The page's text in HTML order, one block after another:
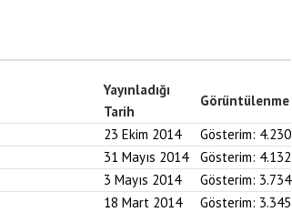
Yayınladığı
Tarih
Görüntülenme
23 Ekim 2014 Gösterim: 4.230
31 Mayıs 2014 Gösterim: 4.132
3 Mayıs 2014 Gösterim: 3.734
18 Mart 2014 Gösterim: 3.345